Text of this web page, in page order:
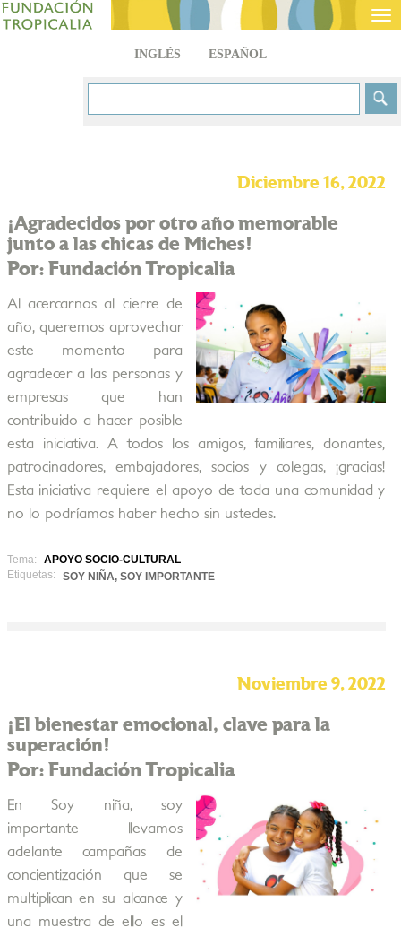
INGLÉS ESPAÑOL
Diciembre 16, 2022
¡Agradecidos por otro año memorable
junto a las chicas de Miches!
Por: Fundación Tropicalia
Al acercarnos al cierre de
año, queremos aprovechar
este momento para
agradecer a las personas y
empresas que han
contribuido a hacer posible
esta iniciativa. A todos los amigos, familiares, donantes,
patrocinadores, embajadores, socios y colegas, ¡gracias!
Esta iniciativa requiere el apoyo de toda una comunidad y
no lo podríamos haber hecho sin ustedes.
Tema:
APOYO SOCIO-CULTURAL
Etiquetas:
SOY NIÑA, SOY IMPORTANTE
Noviembre 9, 2022
¡El bienestar emocional, clave para la
superación!
Por: Fundación Tropicalia
En Soy niña, soy
importante llevamos
adelante campañas de
concientización que se
multiplican en su alcance y
una muestra de ello es el